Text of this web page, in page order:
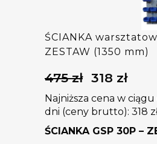
ŚCIANKA
ZESTAW (1350 mm)
475zł
Pierwotna
wynosiła:
475 zł.
318 zł
318 zł.
Najniższa cena w
dni (ceny brutto): 318
ŚCIANKA GSP 30P –